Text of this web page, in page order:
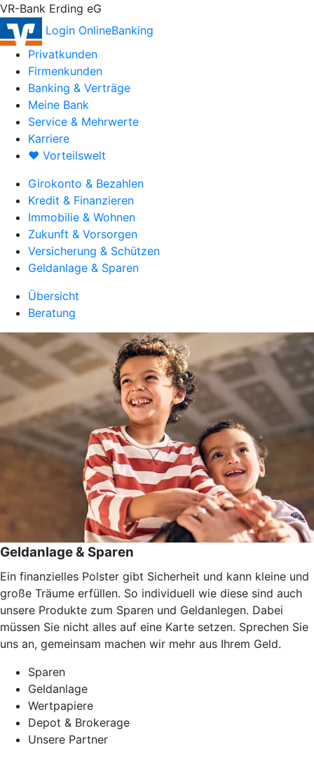
VR-Bank Erding eG
Login OnlineBanking
Privatkunden
Firmenkunden
Banking & Verträge
Meine Bank
Service & Mehrwerte
Karriere
♥ Vorteilswelt
Girokonto & Bezahlen
Kredit & Finanzieren
Immobilie & Wohnen
Zukunft & Vorsorgen
Versicherung & Schützen
Geldanlage & Sparen
Übersicht
Beratung
Geldanlage & Sparen
Ein finanzielles Polster gibt Sicherheit und kann kleine und
große Träume erfüllen. So individuell wie diese sind auch
unsere Produkte zum Sparen und Geldanlegen. Dabei
müssen Sie nicht alles auf eine Karte setzen. Sprechen Sie
uns an, gemeinsam machen wir mehr aus Ihrem Geld.
Sparen
Geldanlage
Wertpapiere
Depot & Brokerage
Unsere Partner